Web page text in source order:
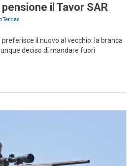
il Tavor SAR
Tendas
preferisce il nuovo al vecchio: la branca
deciso di mandare fuori